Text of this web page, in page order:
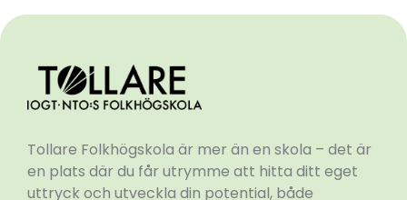
Tollare Folkhögskola är mer än en skola – det är
en plats där du får utrymme att hitta ditt eget
uttryck och utveckla din potential, både